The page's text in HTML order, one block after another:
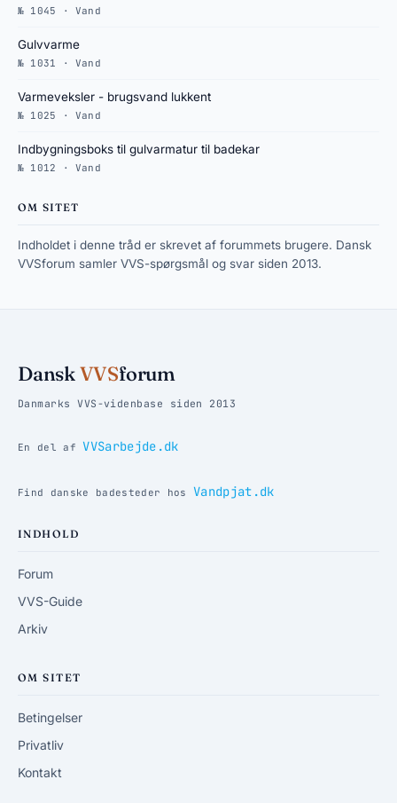
№ 1045 · Vand
Gulvvarme
№ 1031 · Vand
Varmeveksler - brugsvand lukkent
№ 1025 · Vand
Indbygningsboks til gulvarmatur til badekar
№ 1012 · Vand
OM SITET
Indholdet i denne tråd er skrevet af forummets brugere. Dansk
VVSforum samler VVS-spørgsmål og svar siden 2013.
DanskVVSforum
Danmarks VVS-videnbase siden 2013
En del af VVSarbejde.dk
Find danske badesteder hos Vandpjat.dk
INDHOLD
Forum
VVS-Guide
Arkiv
OM SITET
Betingelser
Privatliv
Kontakt